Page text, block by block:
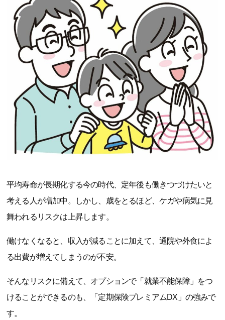
平均寿命が長期化する今の時代、定年後も働きつづけたいと
考える人が増加中。しかし、歳をとるほど、ケガや病気に見
舞われるリスクは上昇します。
働けなくなると、収入が減ることに加えて、通院や外食によ
る出費が増えてしまうのが不安。
そんなリスクに備えて、オプションで「就業不能保障」をつ
けることができるのも、「定期保険プレミアムDX」の強みで
す。